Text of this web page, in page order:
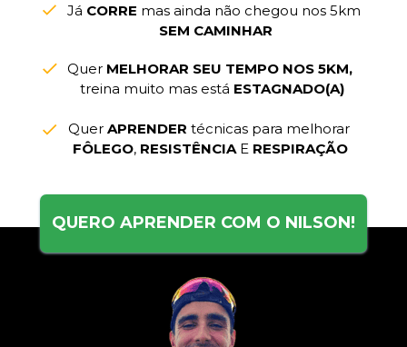
QUERO APRENDER COM O NILSON!
Já CORRE
SEM CAMINHAR
Quer MELHORAR SEU TEMPO NOS 5KM,
treina muito mas está ESTAGNADO(A)
Quer APRENDER
técnicas para melhorar
FÔLEGO, RESISTÊNCIA E RESPIRAÇÃO